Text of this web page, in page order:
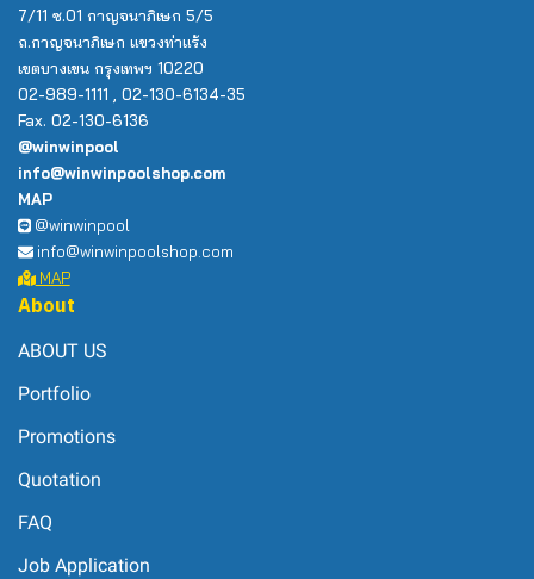
7/11 ซ.01 กาญจนาภิเษก 5/5
ถ.กาญจนาภิเษก แขวงท่าแร้ง
เขตบางเขน กรุงเทพฯ 10220
02-989-1111 , 02-130-6134-35
Fax. 02-130-6136
@winwinpool
info@winwinpoolshop.com
MAP
@winwinpool
info@winwinpoolshop.com
MAP
About
ABOUT US
Portfolio
Promotions
Quotation
FAQ
Job Application